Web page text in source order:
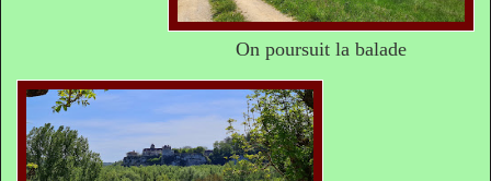
On poursuit la balade